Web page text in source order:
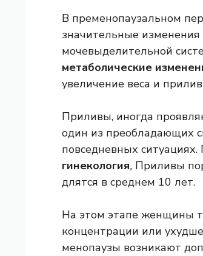
В пременопаузальном
значительные изменения
мочевыделительной
метаболические
увеличение веса и
Приливы, иногда
один из преобладающих
повседневных
гинекология, Приливы
длятся в среднем 10 лет.
На этом этапе женщины
концентрации или
менопаузы возникают